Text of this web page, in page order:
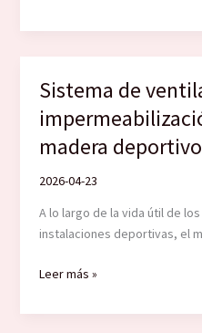
mantenimiento
de
madera
deportivos
Sistema de
madera
2026-04-23
A lo largo de la vida útil de
instalaciones deportivas, el
Sistema
ventilación
Leer más »